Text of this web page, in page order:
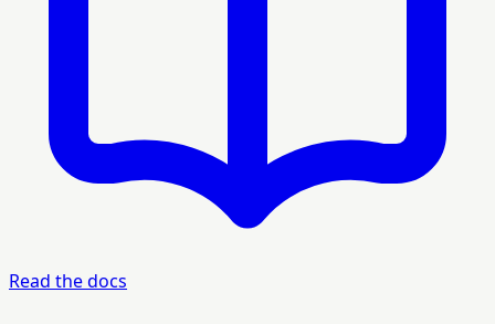
Read the docs